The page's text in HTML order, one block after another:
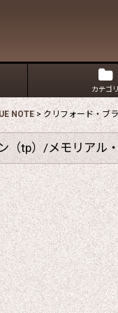
カテゴリ
NOTE > クリフォード・ブ
（tp）/メモリアル